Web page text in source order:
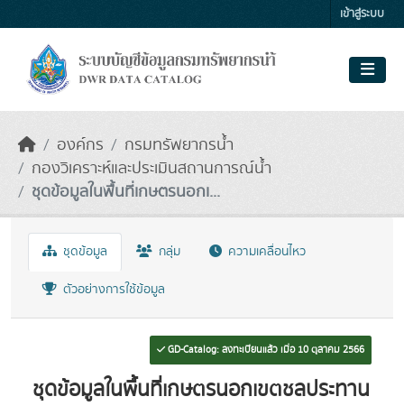
เข้าสู่ระบบ
องค์กร
กรมทรัพยากรน้ำ
กองวิเคราะห์และประเมินสถานการณ์น้ำ
ชุดข้อมูลในพื้นที่เกษตรนอกเ...
ชุดข้อมูล กลุ่ม ความเคลื่อนไหว
ตัวอย่างการใช้ข้อมูล
GD-Catalog: ลงทะเบียนแล้ว เมื่อ 10 ตุลาคม 2566
ชุดข้อมูลในพื้นที่เกษตรนอกเขตชลประทาน